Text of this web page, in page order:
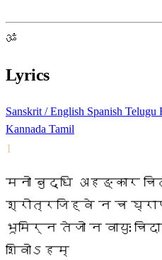
ॐ
Lyrics
Sanskrit / English Spanish Telugu
Kannada Tamil
1
मनो बुद्धि अहङ्कार
श्रोत्रजिह्वे न च
भूमिर्न तेजो न वायुः
शिवोऽहम्